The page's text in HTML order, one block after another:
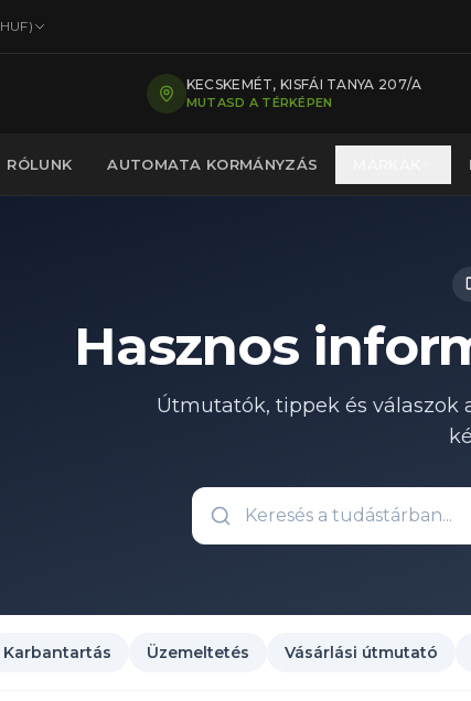
HUF)
KECSKEMÉT, KISFÁI TANYA 207/A
MUTASD A TÉRKÉPEN
RÓLUNK AUTOMATA KORMÁNYZÁS
Hasznos
Útmutatók, tippek és válaszok
Karbantartás Üzemeltetés Vásárlási útmutató